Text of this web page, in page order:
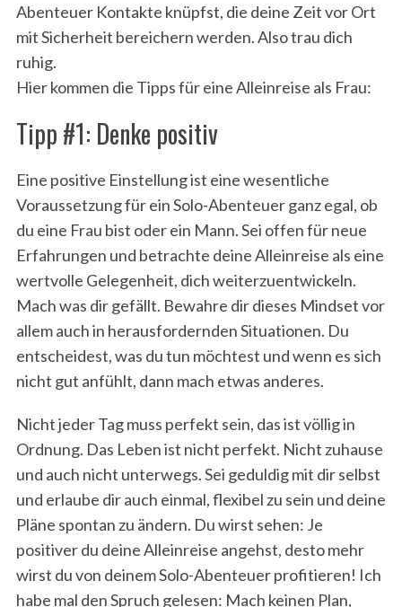
Abenteuer Kontakte knüpfst, die deine Zeit vor Ort
mit Sicherheit bereichern werden. Also trau dich
ruhig.
Hier kommen die Tipps für eine Alleinreise als Frau:
Tipp #1: Denke positiv
Eine positive Einstellung ist eine wesentliche
Voraussetzung für ein Solo-Abenteuer ganz egal, ob
du eine Frau bist oder ein Mann. Sei offen für neue
Erfahrungen und betrachte deine Alleinreise als eine
wertvolle Gelegenheit, dich weiterzuentwickeln.
Mach was dir gefällt. Bewahre dir dieses Mindset vor
allem auch in herausfordernden Situationen. Du
entscheidest, was du tun möchtest und wenn es sich
nicht gut anfühlt, dann mach etwas anderes.
Nicht jeder Tag muss perfekt sein, das ist völlig in
Ordnung. Das Leben ist nicht perfekt. Nicht zuhause
und auch nicht unterwegs. Sei geduldig mit dir selbst
und erlaube dir auch einmal, flexibel zu sein und deine
Pläne spontan zu ändern. Du wirst sehen: Je
positiver du deine Alleinreise angehst, desto mehr
wirst du von deinem Solo-Abenteuer profitieren! Ich
habe mal den Spruch gelesen: Mach keinen Plan,